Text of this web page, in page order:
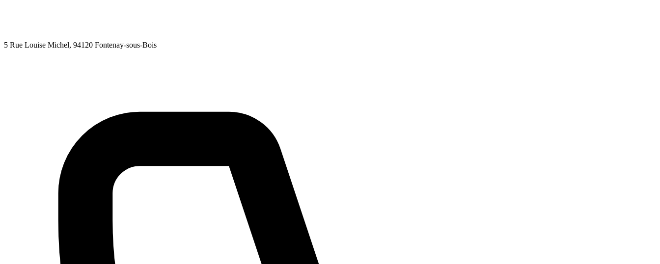
5 Rue Louise Michel, 94120 Fontenay-sous-Bois